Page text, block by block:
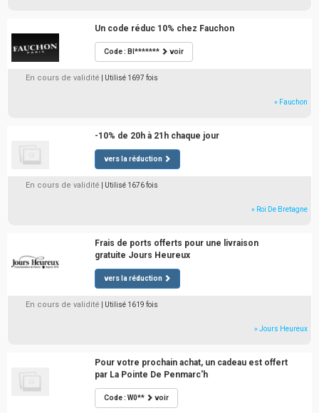
Un code réduc 10% chez Fauchon
Code : BI******* voir
En cours de validité | Utilisé 1697 fois
» Fauchon
-10% de 20h à 21h chaque jour
vers la réduction
En cours de validité | Utilisé 1676 fois
» Roi De Bretagne
Frais de ports offerts pour une livraison
gratuite Jours Heureux
vers la réduction
En cours de validité | Utilisé 1619 fois
» Jours Heureux
Pour votre prochain achat, un cadeau est offert
par La Pointe De Penmarc'h
Code : W0** voir